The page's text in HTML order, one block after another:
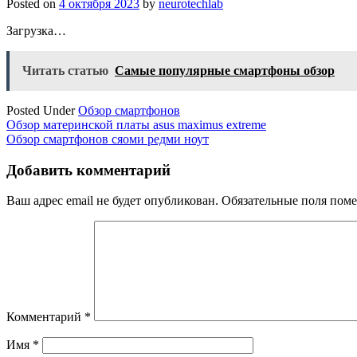
Posted on 4 октября 2023 by neurotechlab
Загрузка…
Читать статью Самые популярные смартфоны обзор
Posted UnderОбзор смартфонов
Навигация
по
записям
Обзор материнской платы asus maximus extreme
Обзор смартфонов сяоми редми ноут
Добавить комментарий
Ваш адрес email не будет опубликован. Обязательные поля
Комментарий *
Имя *